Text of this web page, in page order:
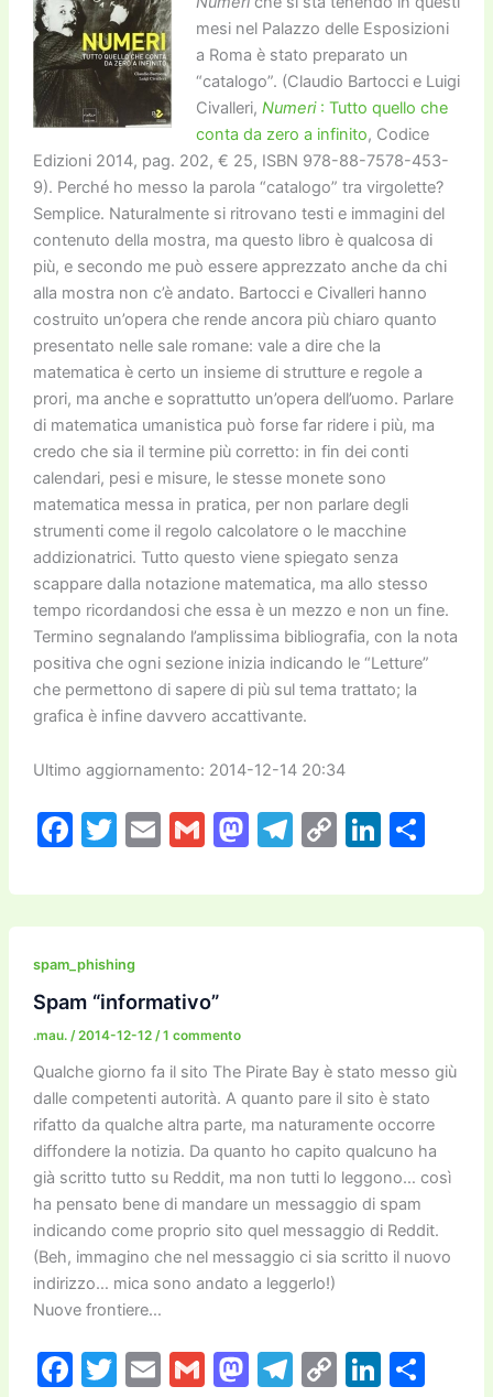
mesi nel Palazzo delle Esposizioni
a Roma è stato preparato un
“catalogo”. (Claudio Bartocci e Luigi
Civalleri, Numeri: Tutto quello che
conta da zero a infinito, Codice
Edizioni 2014, pag. 202, € 25, ISBN 978-88-7578-453-
9). Perché ho messo la parola “catalogo” tra virgolette?
Semplice. Naturalmente si ritrovano testi e immagini del
contenuto della mostra, ma questo libro è qualcosa di
più, e secondo me può essere apprezzato anche da chi
alla mostra non c’è andato. Bartocci e Civalleri hanno
costruito un’opera che rende ancora più chiaro quanto
presentato nelle sale romane: vale a dire che la
matematica è certo un insieme di strutture e regole a
prori, ma anche e soprattutto un’opera dell’uomo. Parlare
di matematica umanistica può forse far ridere i più, ma
credo che sia il termine più corretto: in fin dei conti
calendari, pesi e misure, le stesse monete sono
matematica messa in pratica, per non parlare degli
strumenti come il regolo calcolatore o le macchine
addizionatrici. Tutto questo viene spiegato senza
scappare dalla notazione matematica, ma allo stesso
tempo ricordandosi che essa è un mezzo e non un fine.
Termino segnalando l’amplissima bibliografia, con la nota
positiva che ogni sezione inizia indicando le “Letture”
che permettono di sapere di più sul tema trattato; la
grafica è infine davvero accattivante.
Ultimo aggiornamento: 2014-12-14 20:34
F
c
e
b
o
o
k
T
itt
er
E
ai
l
G
ai
l
M
st
o
T
e
gr
C
p
y
Li
k
e
C
n
di
spam_phishing
Spam “informativo”
.mau. /2014-12-12 /1 commento
Qualche giorno fa il sito The Pirate Bay è stato messo giù
dalle competenti autorità. A quanto pare il sito è stato
rifatto da qualche altra parte, ma naturamente occorre
diffondere la notizia. Da quanto ho capito qualcuno ha
già scritto tutto su Reddit, ma non tutti lo leggono… così
ha pensato bene di mandare un messaggio di spam
indicando come proprio sito quel messaggio di Reddit.
(Beh, immagino che nel messaggio ci sia scritto il nuovo
indirizzo… mica sono andato a leggerlo!)
Nuove frontiere…
F T E G M T C Li C